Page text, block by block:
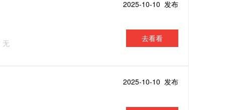
无
2025-10-10 发布
去看看
2025-10-10 发布